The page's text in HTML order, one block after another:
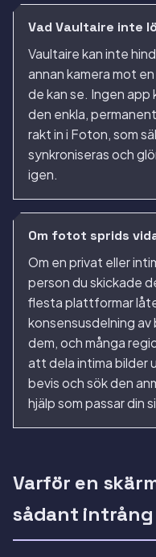
Vad Vaultaire inte
Vaultaire kan inte
annan kamera mot
de kan se. Ingen
den enkla,
rakt in i Foton, som
synkroniseras och
igen.
Om fotot sprids
Om en privat eller
person du skickade
flesta plattformar
konsensusdelning
dem, och många
att dela intima bilder
bevis och sök den
hjälp som passar din
Varför en
sådant intrång